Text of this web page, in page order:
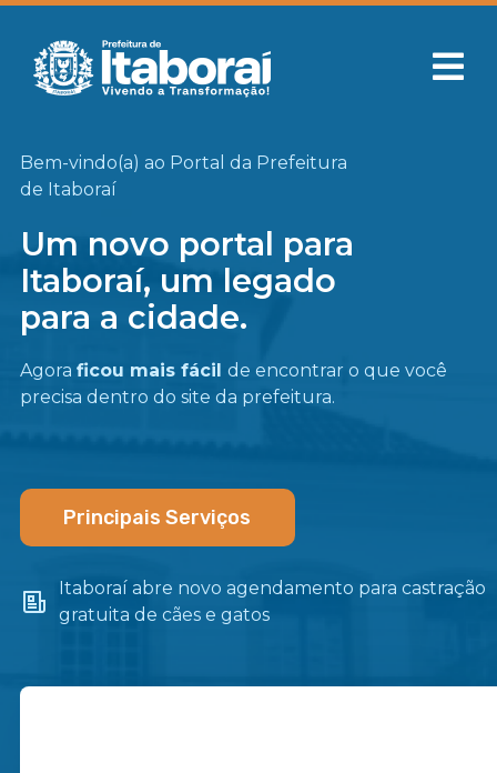
Bem-vindo(a) ao Portal da Prefeitura
de Itaboraí
Um novo portal para
Itaboraí, um legado
para a cidade.
Agora ficou mais fácil de encontrar o que você
precisa dentro do site da prefeitura.
Principais Serviços
Itaboraí abre novo agendamento para castração
gratuita de cães e gatos